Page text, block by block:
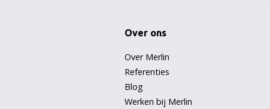
Over ons
Over Merlin
Referenties
Blog
Werken bij Merlin